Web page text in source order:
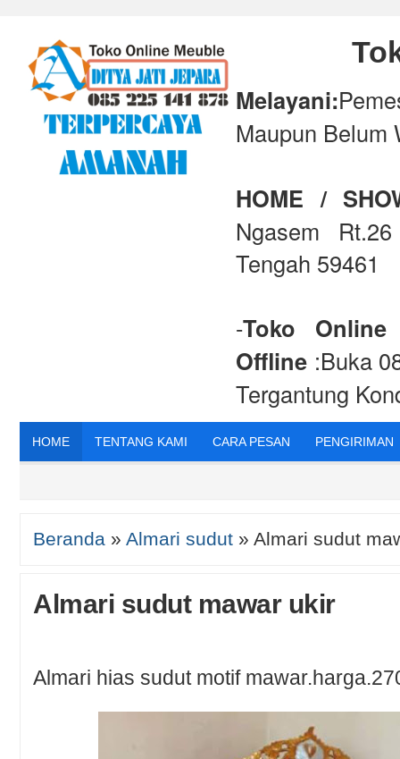
Melayani:
Maupun Belum
HOME /
Ngasem
Tengah 59461
-Toko Online
Offline :Buka
Tergantung
HOME TENTANG KAMI CARA PESAN PENGIRIMAN
Beranda » Almari sudut » Almari sudut
Almari sudut mawar ukir
Almari hias sudut motif